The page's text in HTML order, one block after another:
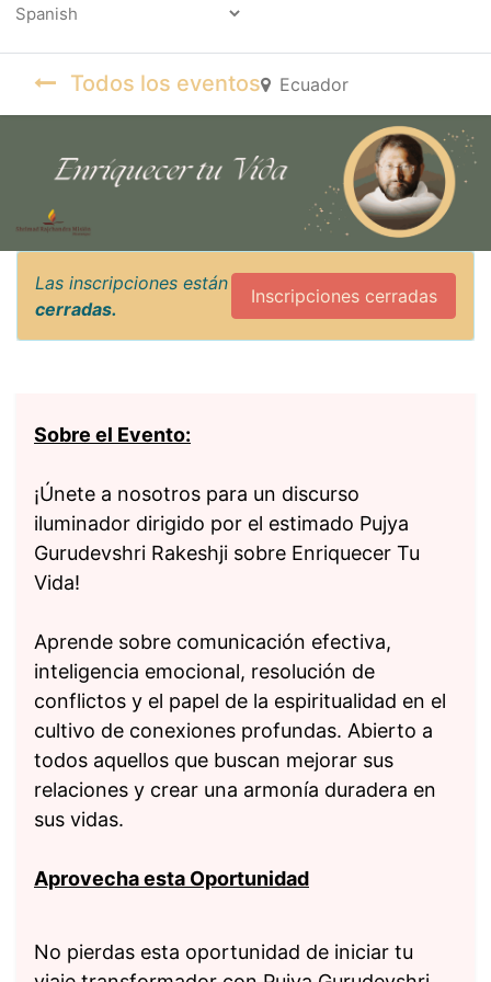
Todos los eventos Ecuador
Las inscripciones están
cerradas.
Inscripciones cerradas
Sobre el Evento:
¡Únete a nosotros para un discurso
iluminador dirigido por el estimado Pujya
Gurudevshri Rakeshji sobre Enriquecer Tu
Vida!
Aprende sobre comunicación efectiva,
inteligencia emocional, resolución de
conflictos y el papel de la espiritualidad en el
cultivo de conexiones profundas. Abierto a
todos aquellos que buscan mejorar sus
relaciones y crear una armonía duradera en
sus vidas.
Aprovecha esta Oportunidad
No pierdas esta oportunidad de iniciar tu